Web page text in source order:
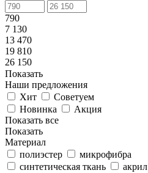
790
7 130
13 470
19 810
26 150
Показать
Наши предложения
Хит
Советуем
Новинка
Акция
Показать все
Показать
Материал
полиэстер
микрофибра
синтетическая ткань
акрил